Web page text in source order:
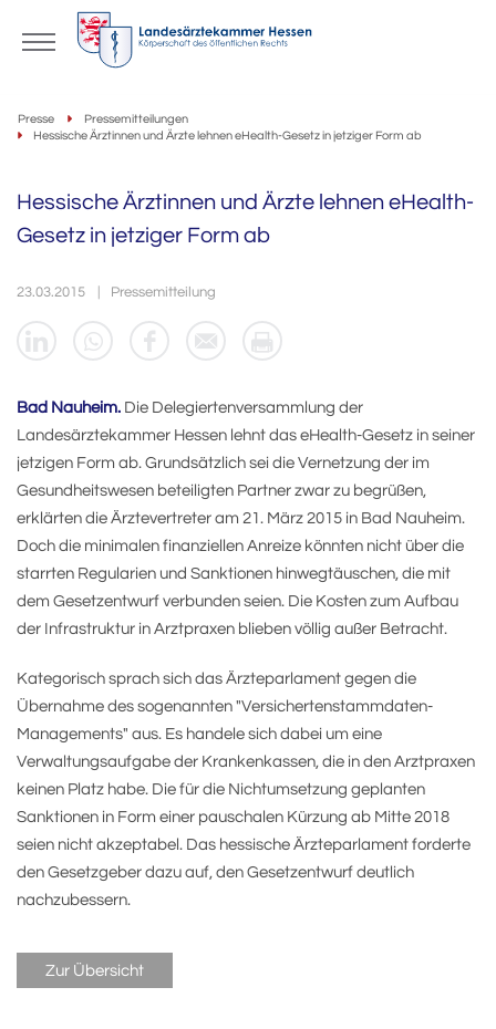
Presse
Pressemitteilungen
Hessische Ärztinnen und Ärzte lehnen eHealth-Gesetz in jetziger Form ab
Hessische Ärztinnen und Ärzte lehnen eHealth-
Gesetz in jetziger Form ab
23.03.2015 Pressemitteilung
Bad Nauheim. Die Delegiertenversammlung der
Landesärztekammer Hessen lehnt das eHealth-Gesetz in seiner
jetzigen Form ab. Grundsätzlich sei die Vernetzung der im
Gesundheitswesen beteiligten Partner zwar zu begrüßen,
erklärten die Ärztevertreter am 21. März 2015 in Bad Nauheim.
Doch die minimalen finanziellen Anreize könnten nicht über die
starrten Regularien und Sanktionen hinwegtäuschen, die mit
dem Gesetzentwurf verbunden seien. Die Kosten zum Aufbau
der Infrastruktur in Arztpraxen blieben völlig außer Betracht.
Kategorisch sprach sich das Ärzteparlament gegen die
Übernahme des sogenannten "Versichertenstammdaten-
Managements" aus. Es handele sich dabei um eine
Verwaltungsaufgabe der Krankenkassen, die in den Arztpraxen
keinen Platz habe. Die für die Nichtumsetzung geplanten
Sanktionen in Form einer pauschalen Kürzung ab Mitte 2018
seien nicht akzeptabel. Das hessische Ärzteparlament forderte
den Gesetzgeber dazu auf, den Gesetzentwurf deutlich
nachzubessern.
Zur Übersicht